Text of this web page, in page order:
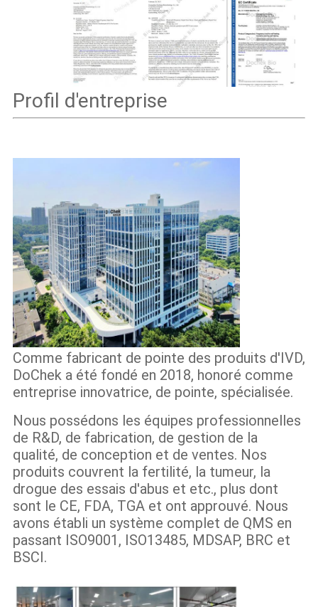
Profil d'entreprise
Comme fabricant de pointe des produits d'IVD,
DoChek a été fondé en 2018, honoré comme
entreprise innovatrice, de pointe, spécialisée.
Nous possédons les équipes professionnelles
de R&D, de fabrication, de gestion de la
qualité, de conception et de ventes. Nos
produits couvrent la fertilité, la tumeur, la
drogue des essais d'abus et etc., plus dont
sont le CE, FDA, TGA et ont approuvé. Nous
avons établi un système complet de QMS en
passant ISO9001, ISO13485, MDSAP, BRC et
BSCI.